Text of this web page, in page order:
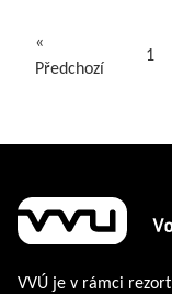
«
Předchozí
1
VVÚ je v rámci